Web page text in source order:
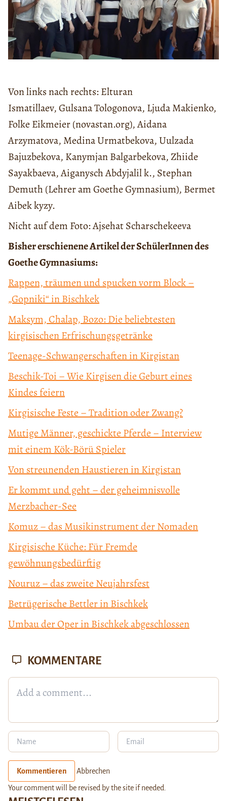
Von links nach rechts: Elturan
Ismatillaev, Gulsana Tologonova, Ljuda Makienko,
Folke Eikmeier (novastan.org), Aidana
Arzymatova, Medina Urmatbekova, Uulzada
Bajuzbekova, Kanymjan Balgarbekova, Zhiide
Sayakbaeva, Aiganysch Abdyjalil k., Stephan
Demuth (Lehrer am Goethe Gymnasium), Bermet
Aibek kyzy.
Nicht auf dem Foto: Ajsehat Scharschekeeva
Bisher erschienene Artikel der SchülerInnen des
Goethe Gymnasiums:
Rappen, träumen und spucken vorm Block –
„Gopniki“ in Bischkek
Maksym, Chalap, Bozo: Die beliebtesten
kirgisischen Erfrischungsgetränke
Teenage-Schwangerschaften in Kirgistan
Beschik-Toi – Wie Kirgisen die Geburt eines
Kindes feiern
Kirgisische Feste – Tradition oder Zwang?
Mutige Männer, geschickte Pferde – Interview
mit einem Kök-Börü Spieler
Von streunenden Haustieren in Kirgistan
Er kommt und geht – der geheimnisvolle
Merzbacher-See
Komuz – das Musikinstrument der Nomaden
Kirgisische Küche: Für Fremde
gewöhnungsbedürftig
Nouruz – das zweite Neujahrsfest
Betrügerische Bettler in Bischkek
Umbau der Oper in Bischkek abgeschlossen
KOMMENTARE
Kommentieren Abbrechen
Your comment will be revised by the site if needed.